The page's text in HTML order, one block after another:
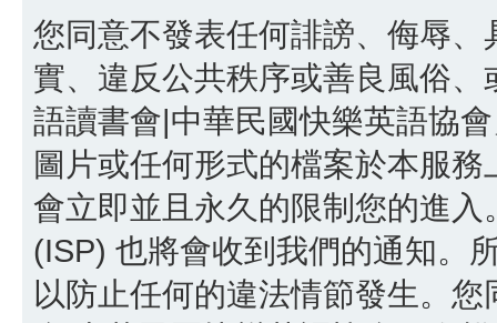
您同意不發表任何誹謗、侮辱
實、違反公共秩序或善良風俗
語讀書會|中華民國快樂英語協
圖片或任何形式的檔案於本服
會立即並且永久的限制您的進
(ISP) 也將會收到我們的通知。
以防止任何的違法情節發生。